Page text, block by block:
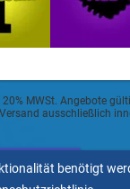
MWSt. Angebote
ausschließlich
benötigt